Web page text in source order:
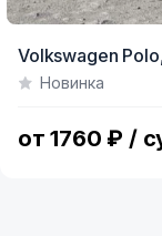
Volkswagen
Новинка
от 1760 ₽ /